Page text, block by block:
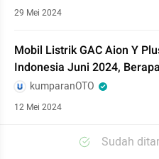
29 Mei 2024
Mobil Listrik GAC Aion Y
Indonesia Juni 2024,
kumparanOTO
12 Mei 2024
Sudah